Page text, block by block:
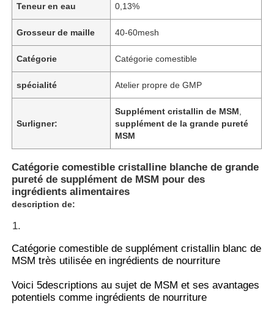
Teneur en eau 0,13%
Grosseur de maille 40-60mesh
Catégorie Catégorie comestible
spécialité Atelier propre de GMP
Surligner:
Supplément cristallin de MSM
supplément de la grande pureté
MSM
Catégorie comestible cristalline blanche de grande
pureté de supplément de MSM pour des
ingrédients alimentaires
description de:
Catégorie comestible de supplément cristallin blanc de
MSM très utilisée en ingrédients de nourriture
Voici 5descriptions au sujet de MSM et ses avantages
potentiels comme ingrédients de nourriture